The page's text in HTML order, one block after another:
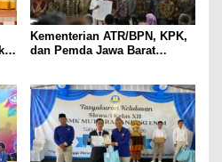
Kementerian ATR/BPN, KPK,
dan Pemda Jawa Barat
serta Penguatan Ekonomi
Daerah